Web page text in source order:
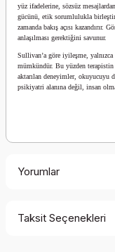
yüz ifadelerine, sözsüz
gücünü, etik sorumlulukla
zamanda bakış açısı kazandırır.
anlaşılması gerektiğini savunur.
Sullivan’a göre iyileşme,
mümkündür. Bu yüzden terapistin
aktarılan deneyimler, okuyucuyu
psikiyatri alanına değil, insan
Yorumlar
Taksit Seçenekleri